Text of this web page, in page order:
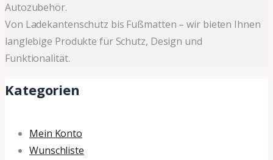
Autozubehör.
Von Ladekantenschutz bis Fußmatten – wir bieten Ihnen
langlebige Produkte für Schutz, Design und
Funktionalität.
Kategorien
Mein Konto
Wunschliste